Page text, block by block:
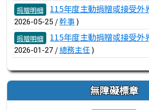
捐贈明細 115年度主動捐贈或接受外
2026-05-25 /幹事)
捐贈明細 115年度主動捐贈或接受外
2026-01-27 /總務主任)
無障礙標章